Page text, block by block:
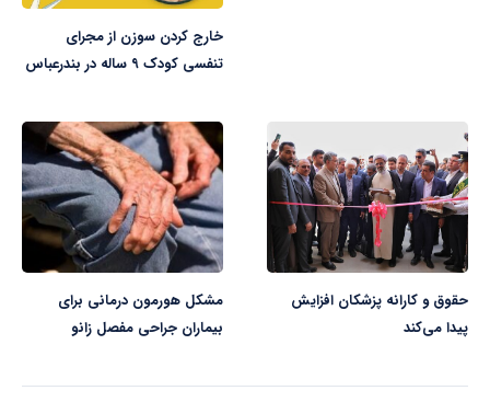
خارج کردن سوزن از مجرای
تنفسی کودک ۹ ساله در بندرعباس
حقوق و کارانه پزشکان افزایش
پیدا می‌کند
مشکل هورمون درمانی برای
بیماران جراحی مفصل زانو